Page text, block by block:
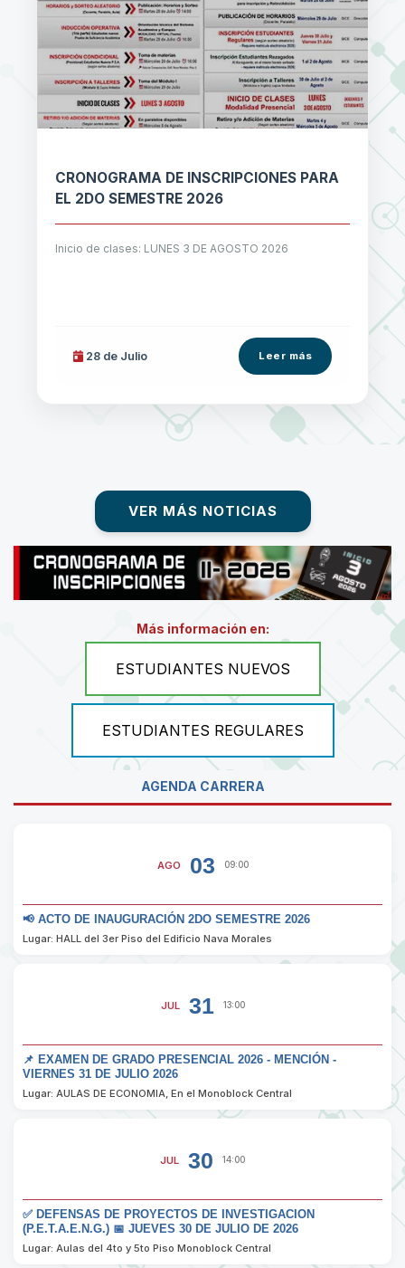
CRONOGRAMA DE INSCRIPCIONES PARA
EL 2DO SEMESTRE 2026
Inicio de clases: LUNES 3 DE AGOSTO 2026
28 de Julio Leer más
VER MÁS NOTICIAS
Más información en:
ESTUDIANTES NUEVOS
ESTUDIANTES REGULARES
AGENDA CARRERA
AGO 03 09:00
📢 ACTO DE INAUGURACIÓN 2DO SEMESTRE 2026
Lugar: HALL del 3er Piso del Edificio Nava Morales
JUL 31 13:00
📌 EXAMEN DE GRADO PRESENCIAL 2026 - MENCIÓN -
VIERNES 31 DE JULIO 2026
Lugar: AULAS DE ECONOMIA, En el Monoblock Central
JUL 30 14:00
✅ DEFENSAS DE PROYECTOS DE INVESTIGACION
(P.E.T.A.E.N.G.) 📅 JUEVES 30 DE JULIO DE 2026
Lugar: Aulas del 4to y 5to Piso Monoblock Central